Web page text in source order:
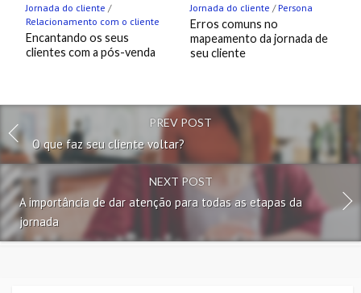
Jornada do cliente /
Relacionamento com o cliente
Encantando os seus
clientes com a pós-venda
Jornada do cliente / Persona
Erros comuns no
mapeamento da jornada de
seu cliente
PREV POST
O que faz seu cliente voltar?
NEXT POST
A importância de dar atenção para todas as etapas da
jornada